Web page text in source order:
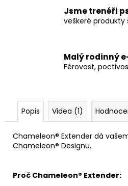
Jsme trenéři
veškeré
Malý rodinný
Férovost,
Popis Videa (1)
Chameleon® Extender dá
Chameleon® Designu.
Proč Chameleon® Extender: